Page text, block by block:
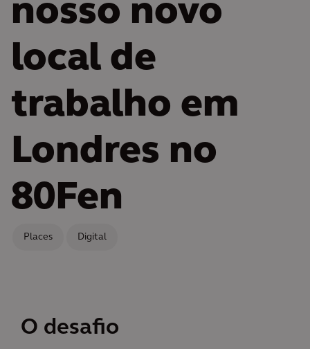
nosso novo
local de
trabalho em
Londres no
80Fen
Places Digital
O desafio